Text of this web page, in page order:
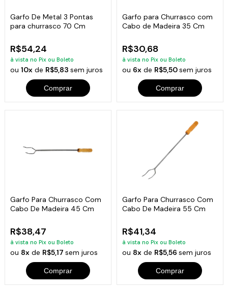
Garfo De Metal 3 Pontas
para churrasco 70 Cm
R$54,24
à vista no Pix ou Boleto
ou10x de R$5,83sem juros
Comprar
Garfo para Churrasco com
Cabo de Madeira 35 Cm
R$30,68
à vista no Pix ou Boleto
ou 6xde R$5,50sem juros
Comprar
Garfo Para Churrasco Com
Cabo De Madeira 45 Cm
R$38,47
à vista no Pix ou Boleto
ou 8x de R$5,17sem juros
Comprar
Garfo Para Churrasco Com
Cabo De Madeira 55 Cm
R$41,34
à vista no Pix ou Boleto
ou 8xde R$5,56 sem juros
Comprar